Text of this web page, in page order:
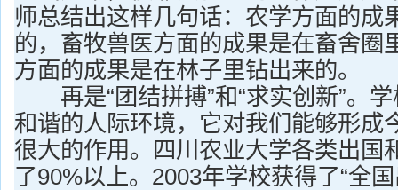
师总结出这样几句话：农学方面的成
的，畜牧兽医方面的成果是在畜舍圈
方面的成果是在林子里钻出来的。
再是“团结拼搏”和“求实创新”。学
和谐的人际环境，它对我们能够形成
很大的作用。四川农业大学各类出国
了90%以上。2003年学校获得了“全